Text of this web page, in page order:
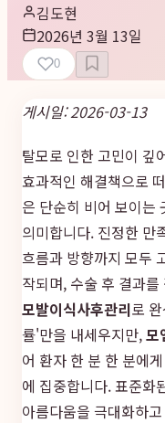
김도현
2026년 3월 13일
0
게시일: 2026-03-13
탈모로 인한 고민이 깊
효과적인 해결책으로
은 단순히 비어 보이는
의미합니다. 진정한 만
흐름과 방향까지 모두
작되며, 수술 후 결과
모발이식사후관리로
률'만을 내세우지만,모
어 환자 한 분 한 분에
에 집중합니다. 표준화
아름다움을 극대화하